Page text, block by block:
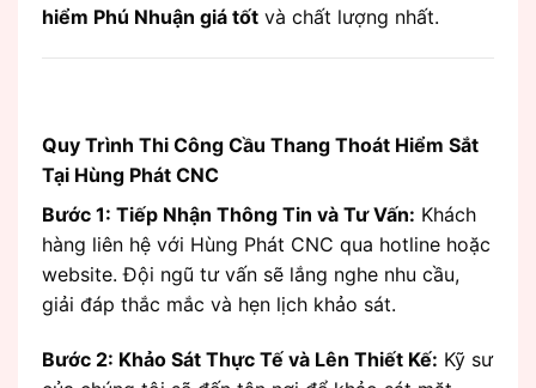
hiểm Phú Nhuận giá tốt và chất lượng nhất.
Quy Trình Thi Công Cầu Thang Thoát Hiểm Sắt
Tại Hùng Phát CNC
Bước 1: Tiếp Nhận Thông Tin và Tư Vấn: Khách
hàng liên hệ với Hùng Phát CNC qua hotline hoặc
website. Đội ngũ tư vấn sẽ lắng nghe nhu cầu,
giải đáp thắc mắc và hẹn lịch khảo sát.
Bước 2: Khảo Sát Thực Tế và Lên Thiết Kế: Kỹ sư